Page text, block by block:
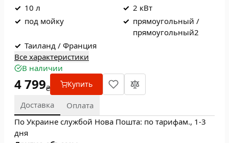
✓ 10 л ✓ 2 кВт
✓ под мойку ✓ прямоугольный /
прямоугольный2
✓ Таиланд / Франция
Все характеристики
В наличии
4 799₴ Купить
Доставка
Оплата
По Украине службой Нова Пошта: по тарифам., 1-3
дня